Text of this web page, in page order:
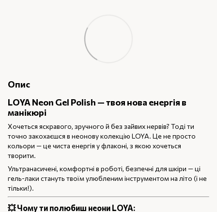
Опис
LOYA Neon Gel Polish — твоя нова енергія в
манікюрі
Хочеться яскравого, зручного й без зайвих нервів? Тоді ти
точно закохаєшся в неонову колекцію LOYA. Це не просто
кольори — це чиста енергія у флаконі, з якою хочеться
творити.
Ультранасичені, комфортні в роботі, безпечні для шкіри — ці
гель-лаки стануть твоїм улюбленим інструментом на літо (і не
тільки!).
💥Чому ти полюбиш неони LOYA: